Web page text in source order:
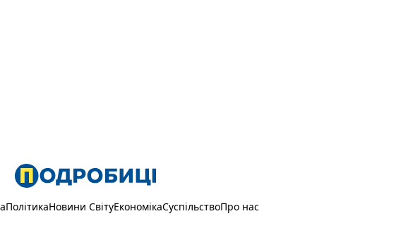
ПолітикаНовини СвітуЕкономікаСуспільствоПро нас